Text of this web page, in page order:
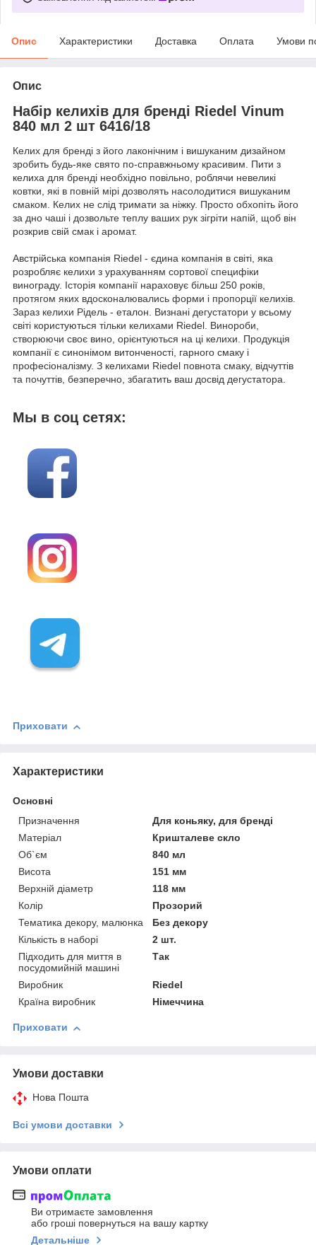
Опис Характеристики Доставка Оплата Умови
Опис
Набір келихів для бренді Riedel Vinum
840 мл 2 шт 6416/18
Келих для бренді з його лаконічним і вишуканим дизайном
зробить будь-яке свято по-справжньому красивим. Пити з
келиха для бренді необхідно повільно, роблячи невеликі
ковтки, які в повній мірі дозволять насолодитися вишуканим
смаком. Келих не слід тримати за ніжку. Просто обхопіть його
за дно чаші і дозвольте теплу ваших рук зігріти напій, щоб він
розкрив свій смак і аромат.
Австрійська компанія Riedel - єдина компанія в світі, яка
розробляє келихи з урахуванням сортової специфіки
винограду. Історія компанії нараховує більш 250 років,
протягом яких вдосконалювались форми і пропорції келихів.
Зараз келихи Рідель - еталон. Визнані дегустатори у всьому
світі користуються тільки келихами Riedel. Винороби,
створюючи своє вино, орієнтуються на ці келихи. Продукція
компанії є синонімом витонченості, гарного смаку і
професіоналізму. З келихами Riedel повнота смаку, відчуттів
та почуттів, безперечно, збагатить ваш досвід дегустатора.
Мы в соц сетях:
Приховати
Характеристики
Основні
Призначення
Для коньяку, для бренді
Матеріал
Кришталеве скло
Об`єм
840 мл
Висота
151 мм
Верхній діаметр
118 мм
Колір
Прозорий
Тематика декору, малюнка
Без декору
Кількість в наборі
2 шт.
Підходить для миття в
посудомийній машині
Так
Виробник
Riedel
Країна виробник
Німеччина
Приховати
Умови доставки
Нова Пошта
Всі умови доставки
Умови оплати
Ви отримаєте замовлення
або гроші повернуться на вашу картку
Детальніше